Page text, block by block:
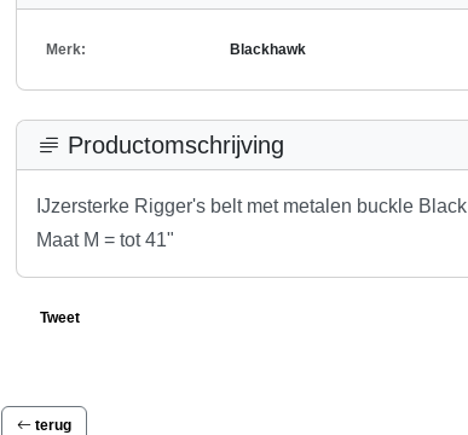
Merk: Blackhawk
Productomschrijving
IJzersterke Rigger's belt met metalen buckle Black
Maat M = tot 41"
Tweet
terug